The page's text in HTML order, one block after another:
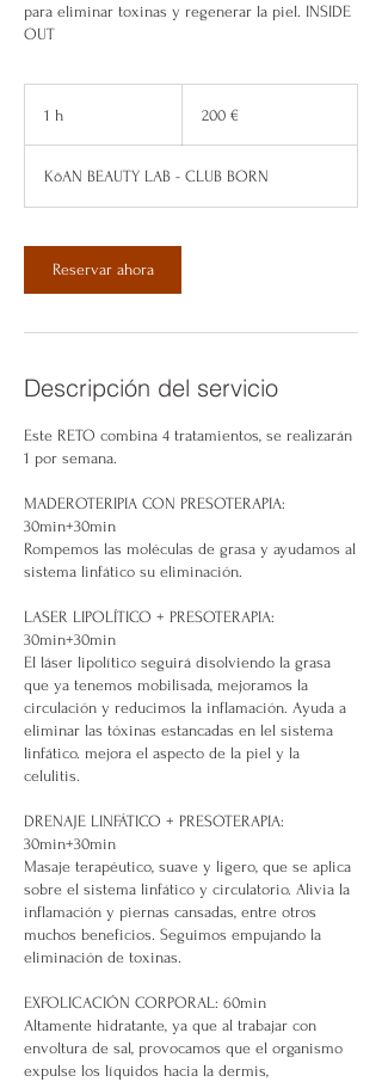
para eliminar toxinas y regenerar la piel. INSIDE
OUT
1 h 200 €
KōAN BEAUTY LAB - CLUB BORN
Reservar ahora
Descripción del servicio
Este RETO combina 4 tratamientos, se realizarán
1 por semana.
MADEROTERIPIA CON PRESOTERAPIA:
30min+30min
Rompemos las moléculas de grasa y ayudamos al
sistema linfático su eliminación.
LASER LIPOLÍTICO + PRESOTERAPIA:
30min+30min
El láser lipolítico seguirá disolviendo la grasa
que ya tenemos mobilisada, mejoramos la
circulación y reducimos la inflamación. Ayuda a
eliminar las tóxinas estancadas en lel sistema
linfático. mejora el aspecto de la piel y la
celulitis.
DRENAJE LINFÁTICO + PRESOTERAPIA:
30min+30min
Masaje terapéutico, suave y ligero, que se aplica
sobre el sistema linfático y circulatorio. Alivia la
inflamación y piernas cansadas, entre otros
muchos beneficios. Seguimos empujando la
eliminación de toxinas.
EXFOLICACIÓN CORPORAL: 60min
Altamente hidratante, ya que al trabajar con
envoltura de sal, provocamos que el organismo
expulse los líquidos hacia la dermis,